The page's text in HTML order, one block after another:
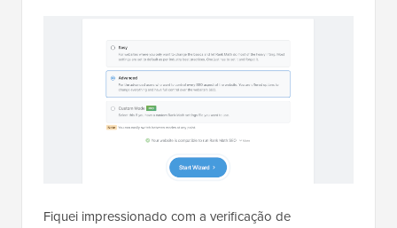
Fiquei impressionado com a verificação de